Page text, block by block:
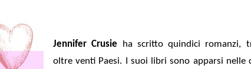
Jennifer Crusie
ha scritto quindici romanzi,
oltre venti Paesi.
I suoi libri sono apparsi nelle